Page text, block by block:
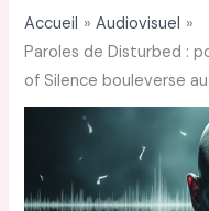
Accueil
Audiovisuel
Paroles de Disturbed :
of Silence bouleverse